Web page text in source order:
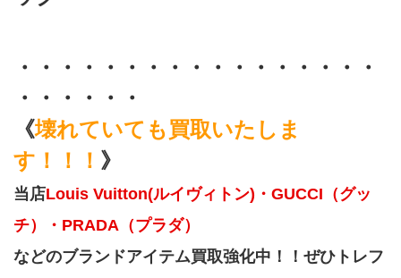
・・・・・・・・・・・・・・・・・
・・・・・・
《壊れていても買取いたしま
す！！！ 》
当店Louis Vuitton(ルイヴィトン)・GUCCI（グッ
チ）・PRADA（プラダ）
などのブランドアイテム買取強化中！！ぜひトレフ